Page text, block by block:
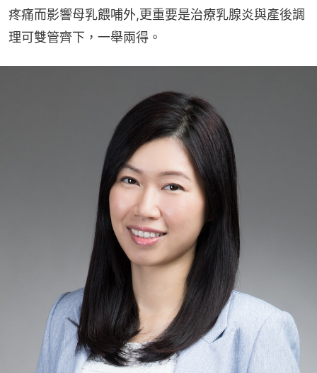
疼痛而影響母乳餵哺外,更重要是治療乳腺炎與產後調
理可雙管齊下，一舉兩得。